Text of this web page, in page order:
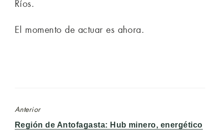
Ríos.
El momento de actuar es ahora.
Anterior
Entrada
Región de Antofagasta: Hub minero, energético